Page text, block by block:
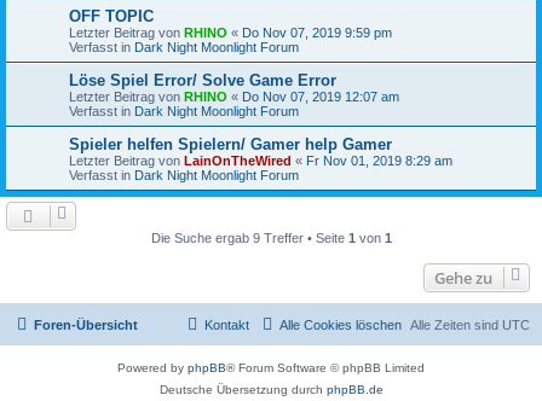
OFF TOPIC
Letzter Beitrag von RHINO « Do Nov 07, 2019 9:59 pm
Verfasst in Dark Night Moonlight Forum
Löse Spiel Error/ Solve Game Error
Letzter Beitrag von RHINO « Do Nov 07, 2019 12:07 am
Verfasst in Dark Night Moonlight Forum
Spieler helfen Spielern/ Gamer help Gamer
Letzter Beitrag von LainOnTheWired « Fr Nov 01, 2019 8:29 am
Verfasst in Dark Night Moonlight Forum
Die Suche ergab 9 Treffer • Seite 1 von 1
Gehe zu
Foren-Übersicht Alle Zeiten sind UTC
Alle Cookies löschen
Kontakt
Powered by phpBB® Forum Software © phpBB Limited
Deutsche Übersetzung durch phpBB.de